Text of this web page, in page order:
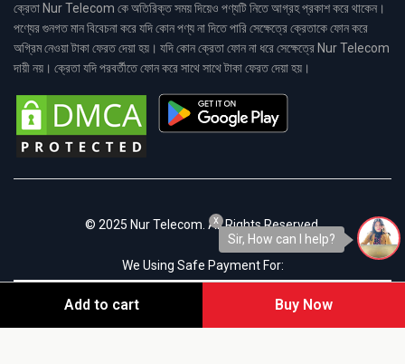
ক্রেতা Nur Telecom কে অতিরিক্ত সময় দিয়েও পণ্যটি নিতে আগ্রহ প্রকাশ করে থাকেন।
পণ্যের গুনগত মান বিবেচনা করে যদি কোন পণ্য না দিতে পারি সেক্ষেত্রে ক্রেতাকে ফোন করে
অগ্রিম নেওয়া টাকা ফেরত দেয়া হয়। যদি কোন ক্রেতা ফোন না ধরে সেক্ষেত্রে Nur Telecom
দায়ী নয়। ক্রেতা যদি পরবর্তীতে ফোন করে সাথে সাথে টাকা ফেরত দেয়া হয়।
© 2025 Nur Telecom. All Rights Reserved.
We Using Safe Payment For:
Add to cart Buy Now
Sir, How can I help?
x